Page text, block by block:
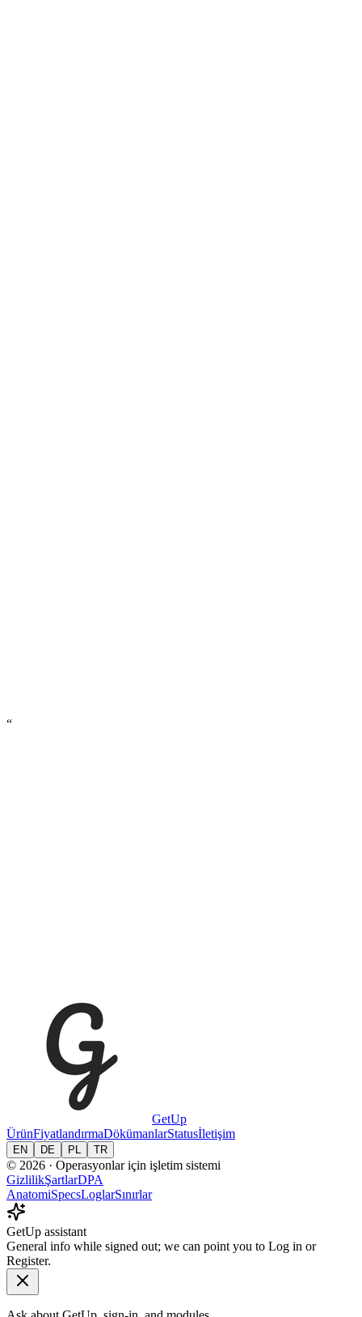
“
GetUp
ÜrünFiyatlandırmaDökümanlarStatusİletişim
EN DE PL TR
© 2026 · Operasyonlar için işletim sistemi
GizlilikŞartlarDPA
AnatomiSpecsLoglarSınırlar
GetUp assistant
General info while signed out; we can point you to Log in or
Register.